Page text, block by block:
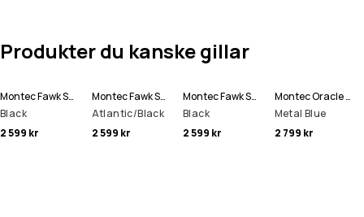
Produkter du kanske gillar
Montec Fawk Skidbyxa Man
Black
2 599 kr
Montec Fawk Skidbyxa Man
Atlantic/Black
2 599 kr
Montec Fawk Skidjacka Man
Black
2 599 kr
Montec Oracle Skidjacka Man
Metal Blue
2 799 kr